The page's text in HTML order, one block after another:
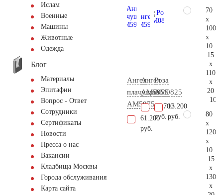
Ислам
Военные
Машины
Животные
Одежда
Блог
Материалы
Эпитафии
Вопрос - Ответ
Сотрудники
Сертификаты
Новости
Пресса о нас
Вакансии
Кладбища Москвы
Города обслуживания
Карта сайта
Ангел
плачущий
AM5975
61.200
руб.
Ангел
AM5955
70.700
руб.
Роза
AM0825
13.200
руб.
70
x
100
x
10
15
x
110
x
20
80
x
120
x
10
15
x
130
x